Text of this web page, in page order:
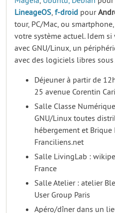
LineageOS, f-droid pour
tour, PC/Mac, ou
votre système actuel. Idem
avec GNU/Linux, un
avec des logiciels libres
Déjeuner à partir de
25 avenue Corentin
Salle Classe
GNU/Linux toutes
hébergement et Brique
Franciliens.net
Salle LivingLab :
France
Salle Atelier : atelier
User Group Paris
Apéro/dîner dans un